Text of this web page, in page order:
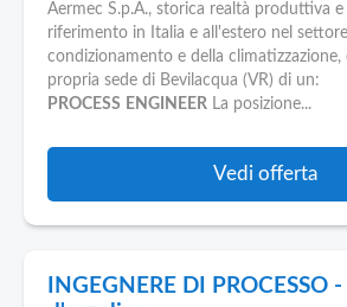
Aermec S.p.A., storica realtà produttiva
riferimento in Italia e all'estero nel
condizionamento e della climatizzazione,
propria sede di Bevilacqua (VR) di un:
PROCESS ENGINEER La posizione...
Vedi offerta
INGEGNERE DI PROCESSO